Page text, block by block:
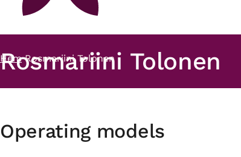
Länkstig
Hem Rosmariini Tolonen
Rosmariini Tolonen
Operating models